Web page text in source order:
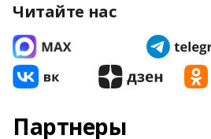
Читайте нас
Партнеры